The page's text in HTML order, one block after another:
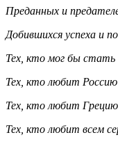
Преданных и
Добившихся успеха и
Тех, кто мог бы стать
Тех, кто любит Россию
Тех, кто любит Грецию
Тех, кто любит всем